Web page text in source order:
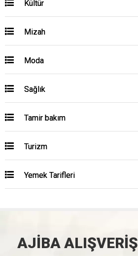
Kültür
Mizah
Moda
Sağlık
Tamir bakım
Turizm
Yemek Tarifleri
AJİBA ALIŞVERİŞ